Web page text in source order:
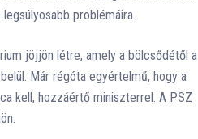
problémáira.
jöjjön létre, amely a bölcsődétől a
Már régóta egyértelmű, hogy a
kell, hozzáértő miniszterrel. A PSZ